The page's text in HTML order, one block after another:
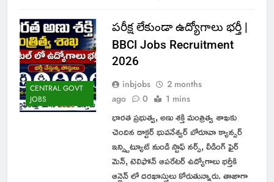
CENTRAL GOVT
JOBS
పరీక్ష లేకుండా ఉద్యోగాలు భర్తీ |
BBCI Jobs Recruitment
2026
inbjobs
2 months
ago
0 1 mins
భారత ప్రభుత్వ, అణు శక్తి మంత్రిత్వ శాఖకు
చెందిన డాక్టర్ భువనేశ్వర్ బోరూవా క్యాన్సర్
ఇన్స్టిట్యూట్ నుండి స్టాఫ్ నర్స్, లీడింగ్ ఫైర్
మెన్, టెలిఫోన్ ఆపరేటర్ ఉద్యోగాలు భర్తీకి
ఆన్లైన్ లో దరఖాస్తులు కోరుతున్నారు. తాజాగా